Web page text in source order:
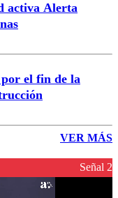
activa Alerta
por el fin de la
VER MÁS
Señal 2